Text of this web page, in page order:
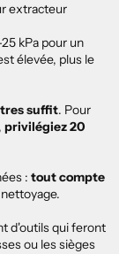
extracteur
kPa pour un
élevée, plus le
suffit. Pour
privilégiez 20
: tout compte
d'outils qui feront
ou les sièges